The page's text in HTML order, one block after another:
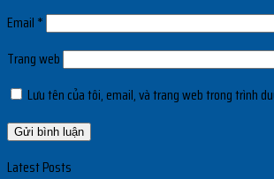
Email *
Trang web
Lưu tên của tôi, email, và trang web trong trình
Latest Posts